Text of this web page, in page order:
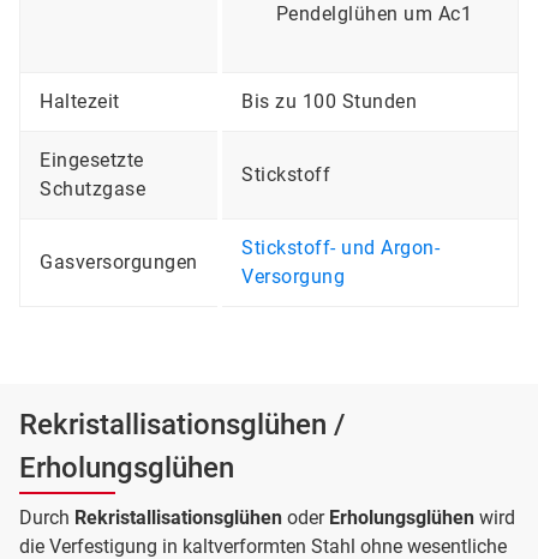
Pendelglühen um Ac1
Haltezeit Bis zu 100 Stunden
Eingesetzte
Schutzgase
Stickstoff
Gasversorgungen
Stickstoff- und Argon-
Versorgung
Rekristallisationsglühen /
Erholungsglühen
Durch Rekristallisationsglühen oder Erholungsglühen wird
die Verfestigung in kaltverformten Stahl ohne wesentliche